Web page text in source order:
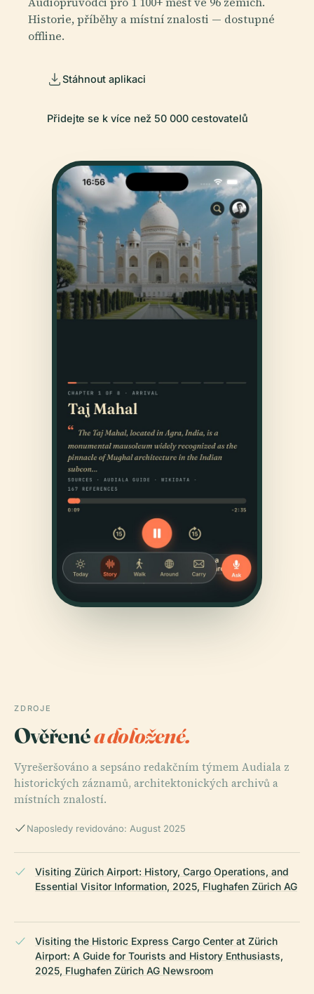
Historie, příběhy a místní znalosti — dostupné
offline.
Stáhnout aplikaci
Přidejte se k více než 50 000 cestovatelů
ZDROJE
Ověřenéa doložené.
Vyrešeršováno a sepsáno redakčním týmem Audiala z
historických záznamů, architektonických archivů a
místních znalostí.
Naposledy revidováno: August 2025
Visiting Zürich Airport: History, Cargo Operations, and
Essential Visitor Information, 2025, Flughafen Zürich AG
Visiting the Historic Express Cargo Center at Zürich
Airport: A Guide for Tourists and History Enthusiasts,
2025, Flughafen Zürich AG Newsroom